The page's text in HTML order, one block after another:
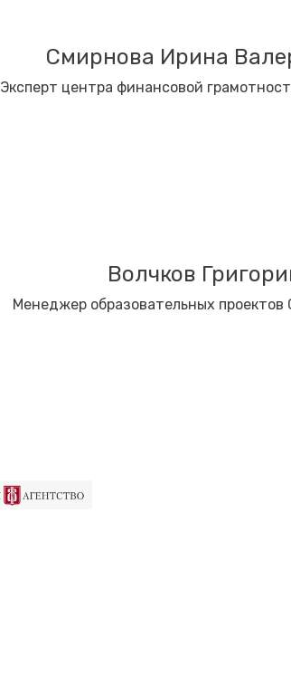
Смирнова Ирина
Эксперт центра финансовой
Волчков
Менеджер образовательных